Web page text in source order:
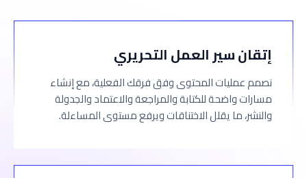
إتقان سير العمل التحريري
نصمم عمليات المحتوى وفق فرقك الفعلية، مع إنشاء
مسارات واضحة للكتابة والمراجعة والاعتماد والجدولة
والنشر، ما يقلل الاختناقات ويرفع مستوى المساءلة.